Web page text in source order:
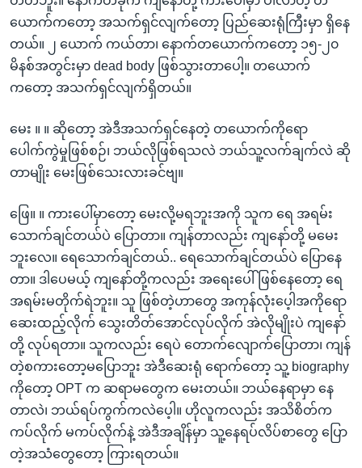
ယောက်ကတော့ အသက်ရှင်လျက်တော့ ပြည်ဆေးရုံကြီးမှာ ရှိနေ
တယ်။ ၂ ယောက် ကယ်တာ၊ နောက်တယောက်ကတော့ ၁၅-၂၀
မိနစ်အတွင်းမှာ dead body ဖြစ်သွားတာပေါ့။ တယောက်
ကတော့ အသက်ရှင်လျက်ရှိတယ်။
မေး ။ ။ ဆိုတော့ အဲဒီအသက်ရှင်နေတဲ့ တယောက်ကိုရော
ပေါက်ကွဲမှုဖြစ်စဉ်၊ ဘယ်လိုဖြစ်ရသလဲ ဘယ်သူ့လက်ချက်လဲ ဆို
တာမျိုး မေးဖြစ်သေးလားခင်ဗျ။
ဖြေ။ ။ ကားပေါ်မှာတော့ မေးလို့မရဘူးအကို သူက ရေ အရမ်း
သောက်ချင်တယ်ပဲ ပြောတာ။ ကျန်တာလည်း ကျနော်တို့ မမေး
ဘူးလေ။ ရေသောက်ချင်တယ်.. ရေသောက်ချင်တယ်ပဲ ပြောနေ
တာ။ ဒါပေမယ့် ကျနော်တို့ကလည်း အရေးပေါ်ဖြစ်နေတော့ ရေ
အရမ်းမတိုက်ရဲဘူး။ သူ ဖြစ်တဲ့ဟာတွေ အကုန်လုံးပေ့ါအကိုရော
ဆေးထည့်လိုက် သွေးတိတ်အောင်လုပ်လိုက် အဲလိုမျိုးပဲ ကျနော်
တို့ လုပ်ရတာ။ သူကလည်း ရေပဲ တောက်လျောက်ပြောတာ၊ ကျန်
တဲ့စကားတော့မပြောဘူး အဲဒီဆေးရုံ ရောက်တော့ သူ့ biography
ကိုတော့ OPT က ဆရာမတွေက မေးတယ်။ ဘယ်နေရာမှာ နေ
တာလဲ၊ ဘယ်ရပ်ကွက်ကလဲပေ့ါ။ ဟိုလူကလည်း အသိစိတ်က
ကပ်လိုက် မကပ်လိုက်နဲ့ အဲဒီအချိန်မှာ သူ့နေရပ်လိပ်စာတွေ ပြော
တဲ့အသံတွေတော့ ကြားရတယ်။